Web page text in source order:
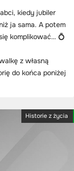
kiedy jubiler
ja sama. A potem
komplikować… 💍
z własną
do końca poniżej
Historie z życia